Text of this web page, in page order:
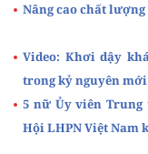
Nâng cao chất
Video: Khơi dậy
trong kỷ nguyên mới
5 nữ Ủy viên Trung
Hội LHPN Việt Nam